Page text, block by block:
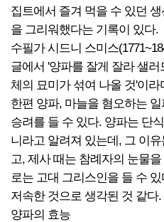
집트에서 즐겨 먹을 수 있던
을 그리워했다는 기록이 있다.
수필가 시드니 스미스
글에서 '양파를 잘게 잘라 샐
체의 묘미가 섞여 나올 것'이
한편 양파, 마늘을 혐오하는
승려를 들 수 있다. 양파는 단
니라고 알려져 있는데, 그 이
고, 제사 때는 참례자의 눈물
로는 고대 그리스인을 들 수
저속한 것으로 생각된 것 같다.
양파의 효능